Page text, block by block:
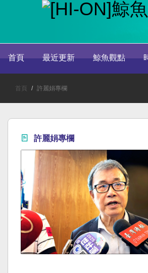
首頁 最近更新 鯨魚觀點
首頁 許麗娟專欄
許麗娟專欄